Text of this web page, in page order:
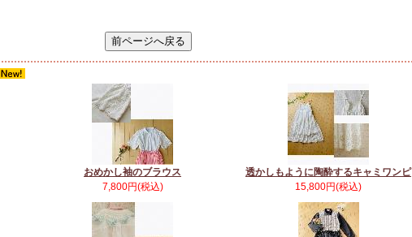
おめかし袖のブラウス
7,800円(税込)
透かしもように陶酔するキャミワンピ
15,800円(税込)